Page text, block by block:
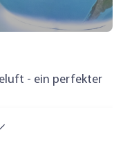
- ein perfekter